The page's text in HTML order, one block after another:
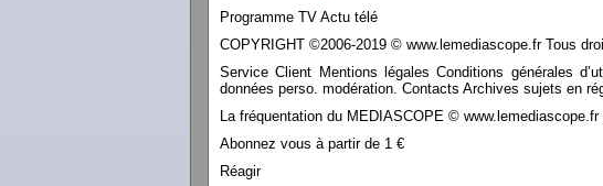
Programme TV Actu télé
COPYRIGHT ©2006-2019 © www.lemediascope.fr Tous
Service Client Mentions légales Conditions générales
données perso. modération. Contacts Archives sujets en
La fréquentation du MEDIASCOPE ©
Abonnez vous à partir de 1 €
Réagir